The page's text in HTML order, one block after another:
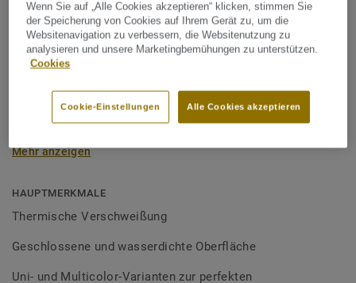
Schweißschnur für PVC-Böden
- Unicoloured ANIS 0352
zweier PVC-Bahnen verwendet und sorgen für eine
wasserdichte und geschlossene Oberfläche, Grundlage für
Schweißschnüre sind erhältlich in den Varianten Uni und
Bodenbelagssortiment abgestimmt. Durch die Verwendung
von Kontrastfarben lassen sich auch besondere
Mehr anzeigen
HAUPTMERKMALE
Thermische Verschweißung
Geschlossene und wasserdichte Oberfläche
Uni- und Multicolor-Varianten zur perfekten
Wenn Sie auf „Alle Cookies akzeptieren“ klicken, stimmen Sie
der Speicherung von Cookies auf Ihrem Gerät zu, um die
Websitenavigation zu verbessern, die Websitenutzung zu
analysieren und unsere Marketingbemühungen zu unterstützen.
Cookies
Alle Cookies akzeptieren
Cookie-Einstellungen